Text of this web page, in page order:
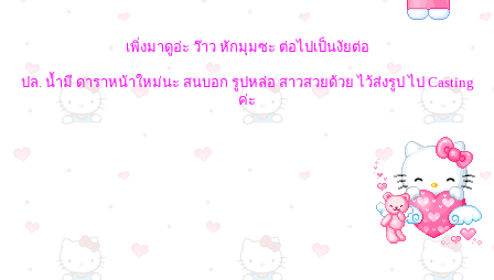
เพิ่งมาดูอ่ะ ว๊าว หักมุมซะ ต่อไปเป็นงัยต่อ
ปล. น้ำมี ดาราหน้าใหม่นะ สนบอก รูปหล่อ สาวสวยด้วย ไว้ส่งรูป ไป Casting
ค่ะ